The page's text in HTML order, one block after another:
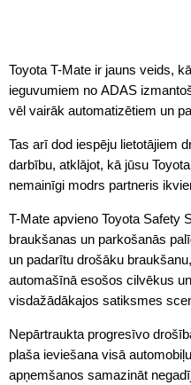
Toyota T-Mate ir jauns veids,
ieguvumiem no ADAS
vēl vairāk automatizētiem un
Tas arī dod iespēju lietotājiem
darbību, atklājot, kā jūsu
nemainīgi modrs partneris
T-Mate apvieno Toyota Safety
braukšanas un parkošanās
un padarītu drošāku
automašīnā esošos cilvēkus
visdažādākajos satiksmes
Nepārtraukta progresīvo
plaša ieviešana visā
apņemšanos samazināt